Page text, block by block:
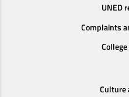
UNED
Complaints
Culture